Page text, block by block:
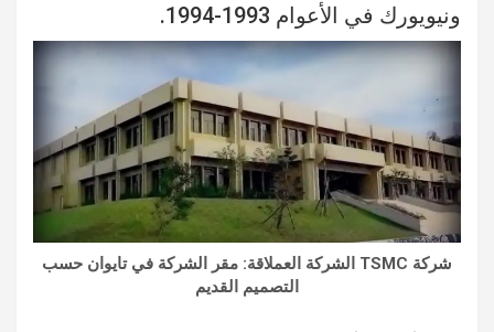
ونيويورك في الأعوام 1993-1994.
شركة TSMC الشركة العملاقة: مقر الشركة في تايوان حسب
التصميم القديم